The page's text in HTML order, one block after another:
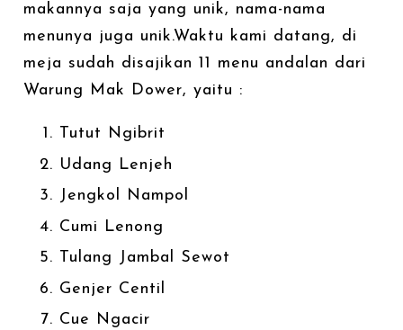
makannya saja yang unik, nama-nama
menunya juga unik.Waktu kami datang, di
meja sudah disajikan 11 menu andalan dari
Warung Mak Dower, yaitu :
Tutut Ngibrit
Udang Lenjeh
Jengkol Nampol
Cumi Lenong
Tulang Jambal Sewot
Genjer Centil
Cue Ngacir